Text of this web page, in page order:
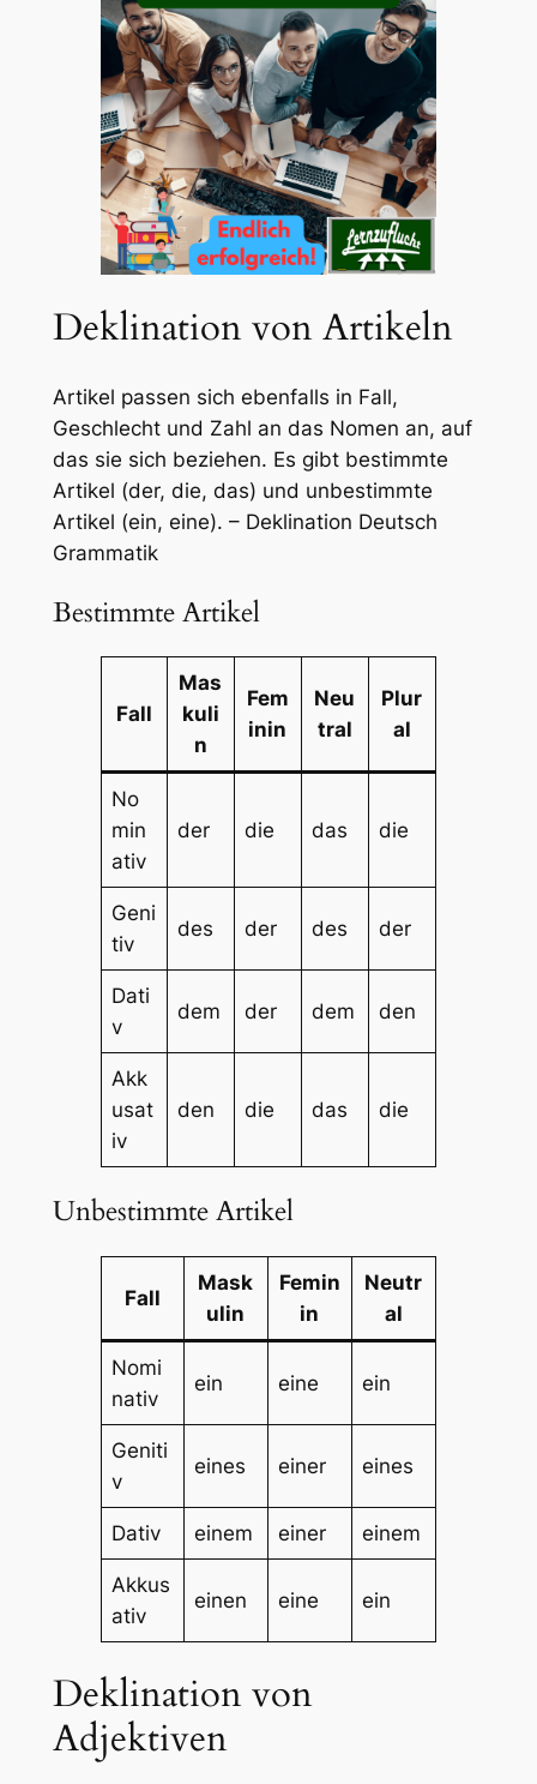
Deklination von Artikeln
Artikel passen sich ebenfalls in Fall,
Geschlecht und Zahl an das Nomen an, auf
das sie sich beziehen. Es gibt bestimmte
Artikel (der, die, das) und unbestimmte
Artikel (ein, eine). – Deklination Deutsch
Grammatik
Bestimmte Artikel
Fall
Mas
kuli
n
Fem
inin
Neu
tral
Plur
al
No
min
ativ
der die das die
Geni
tiv
des der des der
Dati
v
dem der dem den
Akk
usat
iv
den die das die
Unbestimmte Artikel
Fall
Mask
ulin
Femin
in
Neutr
al
Nomi
nativ
ein eine ein
Geniti
v
eines einer eines
Dativ einem einer einem
Akkus
ativ
einen eine ein
Deklination von
Adjektiven